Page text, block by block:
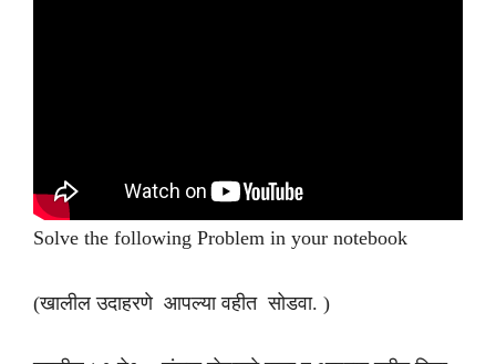
Solve the following Problem in your notebook
(खालील उदाहरणे आपल्या वहीत सोडवा. )